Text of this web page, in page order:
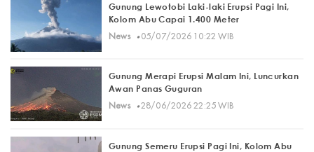
Gunung Lewotobi Laki-laki Erupsi Pagi Ini,
Kolom Abu Capai 1.400 Meter
News· 05/07/2026 10:22 WIB
Gunung Merapi Erupsi Malam Ini, Luncurkan
Awan Panas Guguran
News· 28/06/2026 22:25 WIB
Gunung Semeru Erupsi Pagi Ini, Kolom Abu